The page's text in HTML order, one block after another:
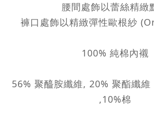
腰間處飾以蕾絲精緻
褲口處飾以精緻彈性歐根紗
100% 純棉內襯
56% 聚醯胺纖維, 20% 聚酯纖
,10%棉